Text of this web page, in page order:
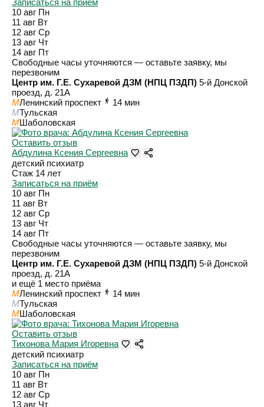
Записаться на приём
10 авг Пн
11 авг Вт
12 авг Ср
13 авг Чт
14 авг Пт
Свободные часы уточняются — оставьте заявку, мы
перезвоним
Центр им. Г.Е. Сухаревой ДЗМ (НПЦ ПЗДП) 5-й Донской
проезд, д. 21А
MЛенинский проспект
14 мин
MТульская
MШаболовская
Оставить отзыв
Абдулина Ксения Сергеевна
детский психиатр
Стаж 14 лет
Записаться на приём
10 авг Пн
11 авг Вт
12 авг Ср
13 авг Чт
14 авг Пт
Свободные часы уточняются — оставьте заявку, мы
перезвоним
Центр им. Г.Е. Сухаревой ДЗМ (НПЦ ПЗДП) 5-й Донской
проезд, д. 21А
и ещё 1 место приёма
MЛенинский проспект
14 мин
MТульская
MШаболовская
Оставить отзыв
Тихонова Мария Игоревна
детский психиатр
Записаться на приём
10 авг Пн
11 авг Вт
12 авг Ср
13 авг Чт